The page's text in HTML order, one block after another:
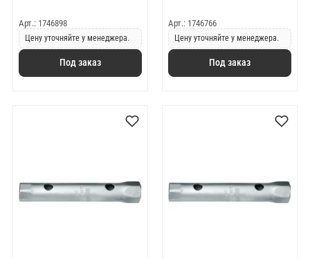
Арт.: 1746898
Цену уточняйте у менеджера.
Под заказ
Арт.: 1746766
Цену уточняйте у менеджера.
Под заказ